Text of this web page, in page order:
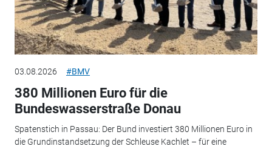
03.08.2026 #BMV
380 Millionen Euro für die
Bundeswasserstraße Donau
Spatenstich in Passau: Der Bund investiert 380 Millionen Euro in
die Grundinstandsetzung der Schleuse Kachlet – für eine